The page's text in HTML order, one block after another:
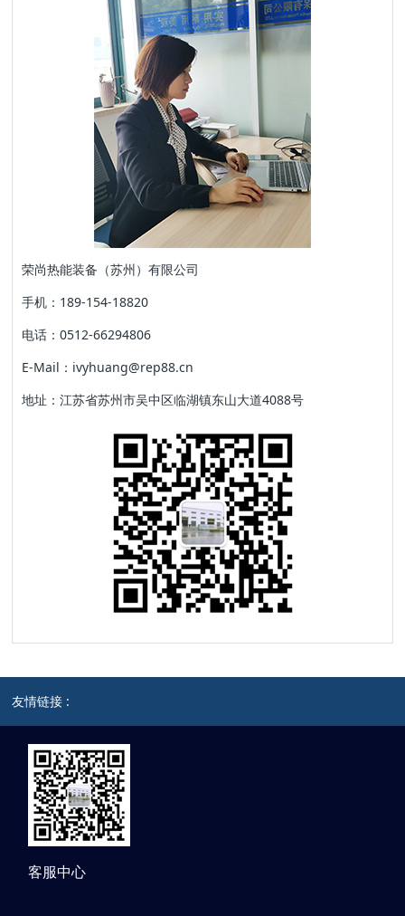
荣尚热能装备（苏州）有限公司
手机：189-154-18820
电话：0512-66294806
E-Mail：ivyhuang@rep88.cn
地址：江苏省苏州市吴中区临湖镇东山大道4088号
友情链接 :
客服中心